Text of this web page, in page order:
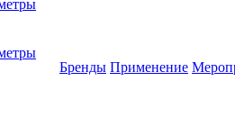
Бренды Применение